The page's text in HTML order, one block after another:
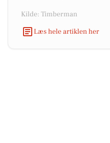
Kilde: Timberman
Læs hele artiklen her